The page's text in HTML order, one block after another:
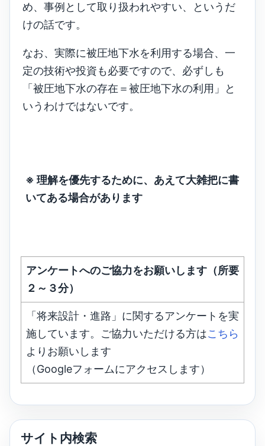
め、事例として取り扱われやすい、というだ
けの話です。
なお、実際に被圧地下水を利用する場合、一
定の技術や投資も必要ですので、必ずしも
「被圧地下水の存在＝被圧地下水の利用」と
いうわけではないです。
※ 理解を優先するために、あえて大雑把に書
いてある場合があります
アンケートへのご協力をお願いします（所要
２～３分）
「将来設計・進路」に関するアンケートを実
施しています。ご協力いただける方はこちら
よりお願いします
（Googleフォームにアクセスします）
サイト内検索